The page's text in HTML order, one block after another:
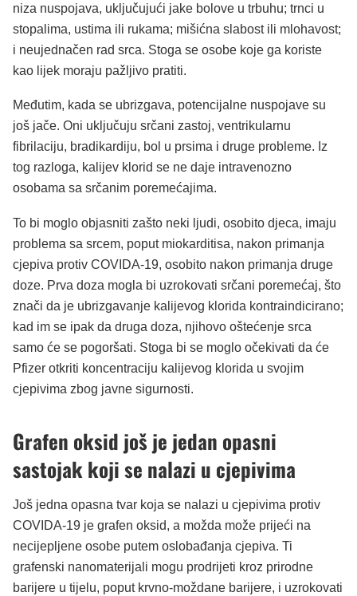
niza nuspojava, uključujući jake bolove u trbuhu; trnci u
stopalima, ustima ili rukama; mišićna slabost ili mlohavost;
i neujednačen rad srca. Stoga se osobe koje ga koriste
kao lijek moraju pažljivo pratiti.
Međutim, kada se ubrizgava, potencijalne nuspojave su
još jače. Oni uključuju srčani zastoj, ventrikularnu
fibrilaciju, bradikardiju, bol u prsima i druge probleme. Iz
tog razloga, kalijev klorid se ne daje intravenozno
osobama sa srčanim poremećajima.
To bi moglo objasniti zašto neki ljudi, osobito djeca, imaju
problema sa srcem, poput miokarditisa, nakon primanja
cjepiva protiv COVIDA-19, osobito nakon primanja druge
doze. Prva doza mogla bi uzrokovati srčani poremećaj, što
znači da je ubrizgavanje kalijevog klorida kontraindicirano;
kad im se ipak da druga doza, njihovo oštećenje srca
samo će se pogoršati. Stoga bi se moglo očekivati da će
Pfizer otkriti koncentraciju kalijevog klorida u svojim
cjepivima zbog javne sigurnosti.
Grafen oksid još je jedan opasni
sastojak koji se nalazi u cjepivima
Još jedna opasna tvar koja se nalazi u cjepivima protiv
COVIDA-19 je grafen oksid, a možda može prijeći na
necijepljene osobe putem oslobađanja cjepiva. Ti
grafenski nanomaterijali mogu prodrijeti kroz prirodne
barijere u tijelu, poput krvno-moždane barijere, i uzrokovati